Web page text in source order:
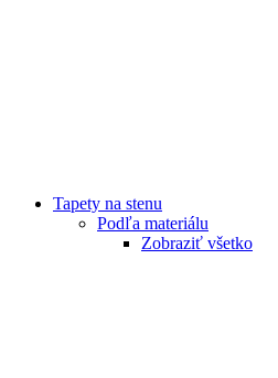
Tapety na stenu
Podľa materiálu
Zobraziť všetko